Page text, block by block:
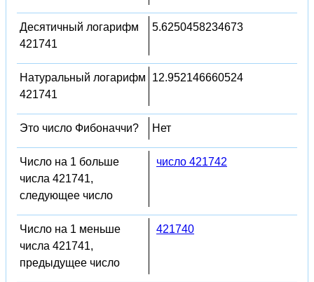
Десятичный логарифм
421741
5.6250458234673
Натуральный логарифм
421741
12.952146660524
Это число Фибоначчи? Нет
Число на 1 больше
числа 421741,
следующее число
число 421742
Число на 1 меньше
числа 421741,
предыдущее число
421740